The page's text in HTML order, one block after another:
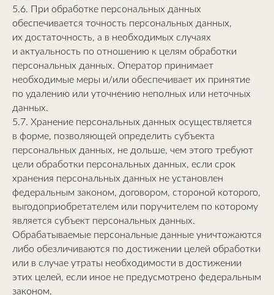
5.6. При обработке персональных данных
обеспечивается точность персональных данных,
их достаточность, а в необходимых случаях
и актуальность по отношению к целям обработки
персональных данных. Оператор принимает
необходимые меры и/или обеспечивает их принятие
по удалению или уточнению неполных или неточных
данных.
5.7. Хранение персональных данных осуществляется
в форме, позволяющей определить субъекта
персональных данных, не дольше, чем этого требуют
цели обработки персональных данных, если срок
хранения персональных данных не установлен
федеральным законом, договором, стороной которого,
выгодоприобретателем или поручителем по которому
является субъект персональных данных.
Обрабатываемые персональные данные уничтожаются
либо обезличиваются по достижении целей обработки
или в случае утраты необходимости в достижении
этих целей, если иное не предусмотрено федеральным
законом.